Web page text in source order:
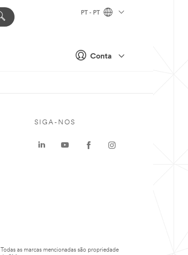
Conta
PT - PT
SIGA-NOS
Todas as marcas mencionadas são propriedade